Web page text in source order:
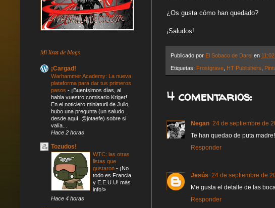
¿Os gusta cómo han quedado?
¡Saludos!
Publicado por El Sobaco de Darel en 11:02
Etiquetas: Frostgrave HT Publishers
4 comentarios:
Negan 24 de septiembre de
Te han quedao de puta
Responder
Jesús 24 de septiembre de
Me gusta el detalle de las
Responder
Mi lista de blogs
¡Cargad!
Warhammer Academy: La nueva
plataforma para dar tus primeros
pasos - ¡Buenísimos días, al
habla vuestro comisario Kriger!
En el noticiero miniaturil de Julio,
hubo una pregunta (un saludo
desde aquí, @jotaefe) sobre si
valía...
Hace 2 horas
Tozudos!
WTC: las otras
listas que
gustaron - ¡No
todo es Francia
y E.E.U.U! más
info!»
Hace 4 horas